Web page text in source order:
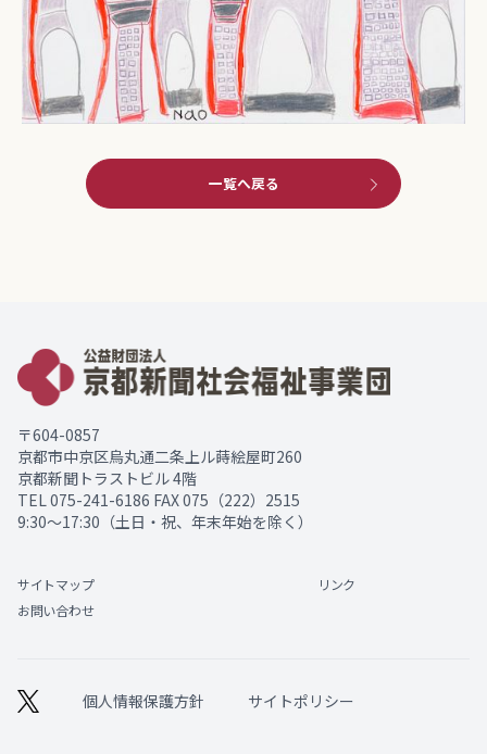
一覧へ戻る
〒604-0857
京都市中京区烏丸通二条上ル蒔絵屋町260
京都新聞トラストビル 4階
TEL 075-241-6186 FAX 075（222）2515
9:30～17:30（土日・祝、年末年始を除く）
サイトマップ
リンク
お問い合わせ
個人情報保護方針 サイトポリシー